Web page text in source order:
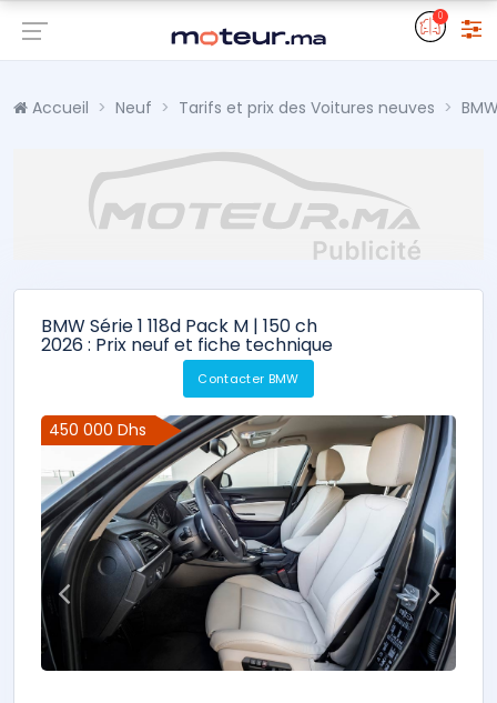
0
Accueil Neuf Tarifs et prix des Voitures neuves
BMW Série 1 118d Pack M | 150 ch
2026 : Prix neuf et fiche technique
Contacter BMW
450 000 Dhs